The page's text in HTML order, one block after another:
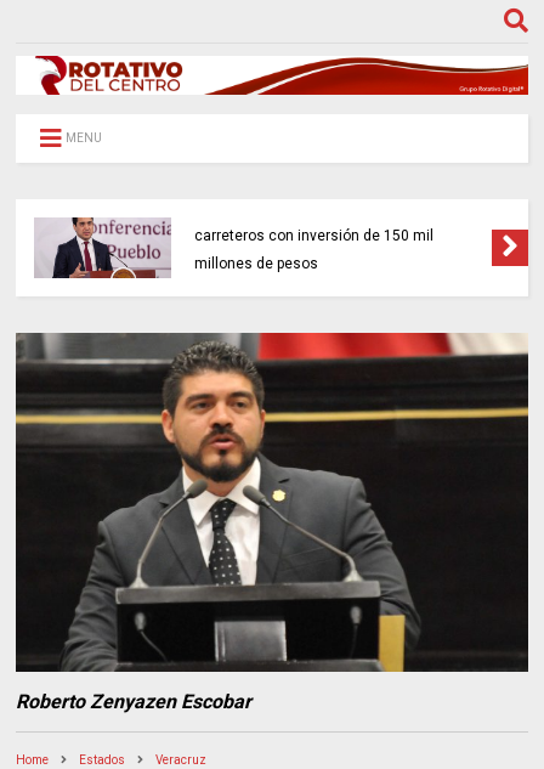
MENU
carreteros con inversión de 150 mil
millones de pesos
Roberto Zenyazen Escobar
Home Estados Veracruz